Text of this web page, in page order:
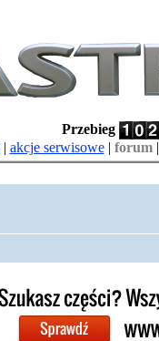
Przebieg
| akcje serwisowe| forum|